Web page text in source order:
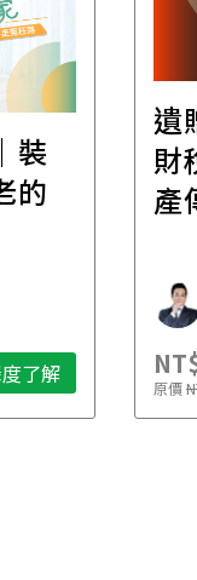
裝
的
了解
遺
財
產
原價